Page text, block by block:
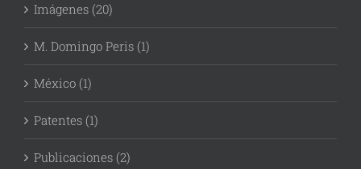
Imágenes (20)
M. Domingo Peris (1)
México (1)
Patentes (1)
Publicaciones (2)